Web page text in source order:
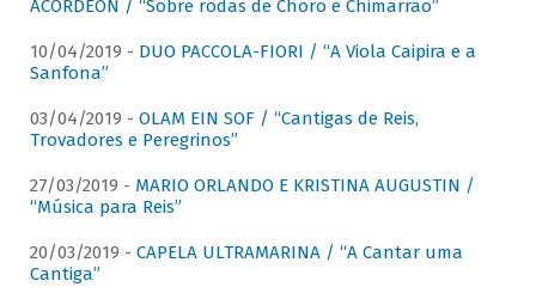
ACORDEON / “Sobre rodas de Choro e Chimarrão”
10/04/2019 - DUO PACCOLA-FIORI / “A Viola Caipira e a
Sanfona”
03/04/2019 - OLAM EIN SOF / “Cantigas de Reis,
Trovadores e Peregrinos”
27/03/2019 - MARIO ORLANDO E KRISTINA AUGUSTIN /
“Música para Reis”
20/03/2019 - CAPELA ULTRAMARINA / “A Cantar uma
Cantiga”